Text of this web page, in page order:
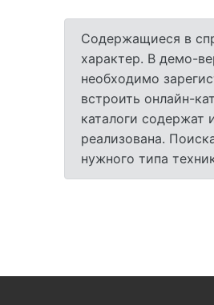
Содержащиеся в
характер. В демо-
необходимо
встроить онлайн-
каталоги содержат
реализована.
нужного типа